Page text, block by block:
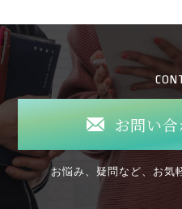
お問い
お悩み、疑問など、お気